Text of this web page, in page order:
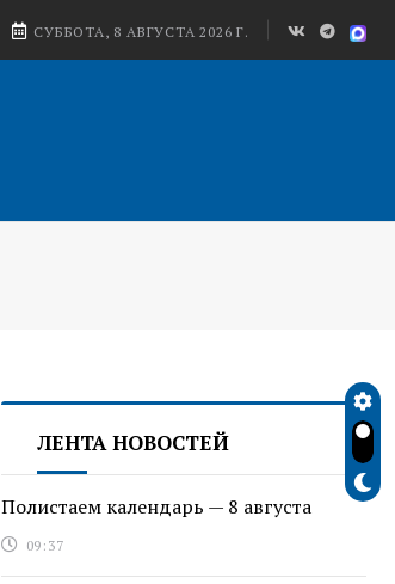
СУББОТА, 8 АВГУСТА 2026 Г.
ЛЕНТА НОВОСТЕЙ
Полистаем календарь — 8 августа
09:37